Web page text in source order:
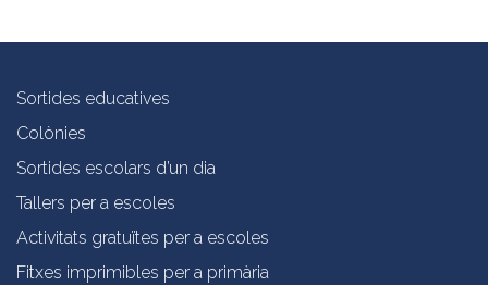
Sortides educatives
Colònies
Sortides escolars d’un dia
Tallers per a escoles
Activitats gratuïtes per a escoles
Fitxes imprimibles per a primària